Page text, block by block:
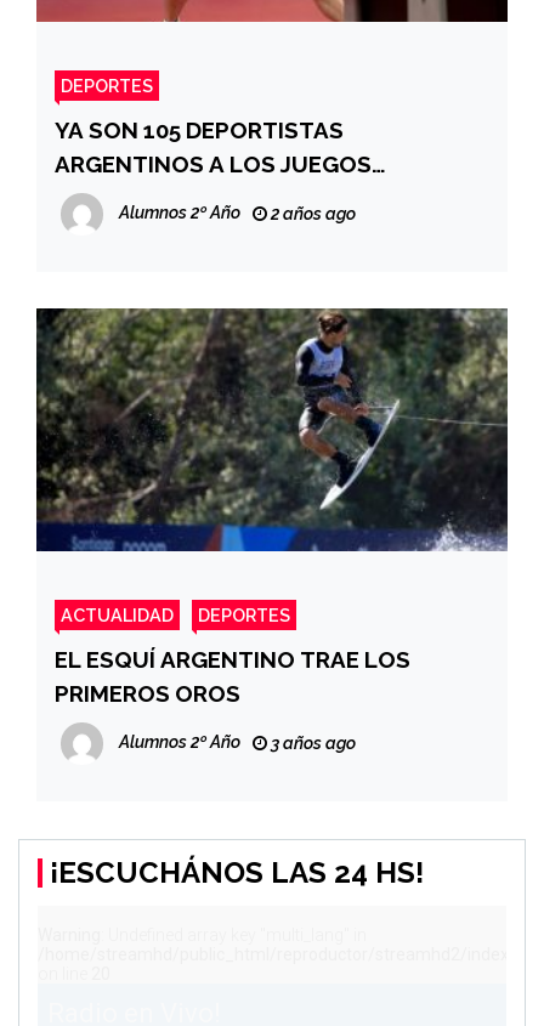
DEPORTES
YA SON 105 DEPORTISTAS
ARGENTINOS A LOS JUEGOS
OLÍMPICOS
Alumnos 2º Año 2 años ago
ACTUALIDAD DEPORTES
EL ESQUÍ ARGENTINO TRAE LOS
PRIMEROS OROS
Alumnos 2º Año 3 años ago
¡ESCUCHÁNOS LAS 24 HS!